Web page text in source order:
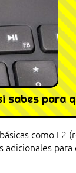
sabes para
como F2